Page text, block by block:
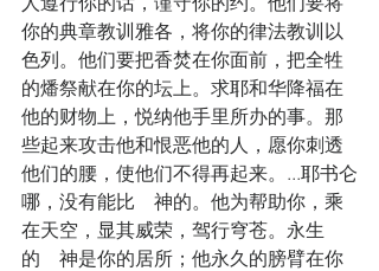
你的典章教训雅各，将你的律法教训以
色列。他们要把香焚在你面前，把全牲
的燔祭献在你的坛上。求耶和华降福在
他的财物上，悦纳他手里所办的事。那
些起来攻击他和恨恶他的人，愿你刺透
他们的腰，使他们不得再起来。...耶书仑
哪，没有能比　神的。他为帮助你，乘
在天空，显其威荣，驾行穹苍。永生
的　神是你的居所；他永久的膀臂在你